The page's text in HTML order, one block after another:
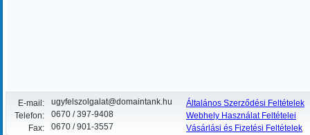
E-mail:
ugyfelszolgalat@domaintank.hu
Telefon:
0670 / 397-9408
Fax:
0670 / 901-3557
Általános Szerződési Feltételek
Webhely Használat Feltételei
Vásárlási és Fizetési Feltételek